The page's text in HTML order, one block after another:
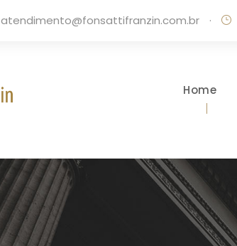
atendimento@fonsattifranzin.com.br ·
Home